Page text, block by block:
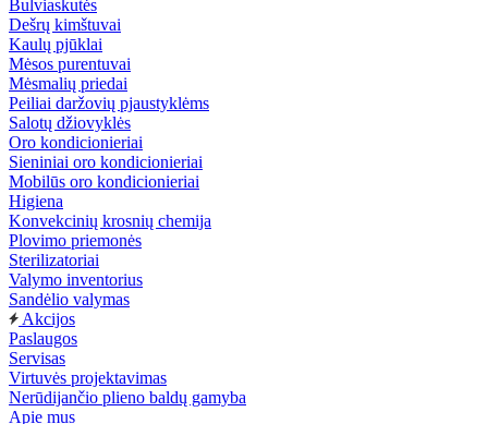
Bulviaskutės
Dešrų kimštuvai
Kaulų pjūklai
Mėsos purentuvai
Mėsmalių priedai
Peiliai daržovių pjaustyklėms
Salotų džiovyklės
Oro kondicionieriai
Sieniniai oro kondicionieriai
Mobilūs oro kondicionieriai
Higiena
Konvekcinių krosnių chemija
Plovimo priemonės
Sterilizatoriai
Valymo inventorius
Sandėlio valymas
Akcijos
Paslaugos
Servisas
Virtuvės projektavimas
Nerūdijančio plieno baldų gamyba
Apie mus